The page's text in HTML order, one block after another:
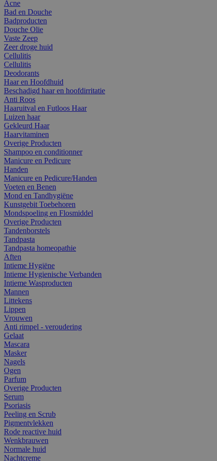
Acne
Bad en Douche
Badproducten
Douche Olie
Vaste Zeep
Zeer droge huid
Cellulitis
Cellulitis
Deodorants
Haar en Hoofdhuid
Beschadigd haar en hoofdirritatie
Anti Roos
Haaruitval en Futloos Haar
Luizen haar
Gekleurd Haar
Haarvitaminen
Overige Producten
Shampoo en conditionner
Manicure en Pedicure
Handen
Manicure en Pedicure/Handen
Voeten en Benen
Mond en Tandhygiëne
Kunstgebit Toebehoren
Mondspoeling en Flosmiddel
Overige Producten
Tandenborstels
Tandpasta
Tandpasta homeopathie
Aften
Intieme Hygiëne
Intieme Hygienische Verbanden
Intieme Wasproducten
Mannen
Littekens
Lippen
Vrouwen
Anti rimpel - veroudering
Gelaat
Mascara
Masker
Nagels
Ogen
Parfum
Overige Producten
Serum
Psoriasis
Peeling en Scrub
Pigmentvlekken
Rode reactive huid
Wenkbrauwen
Normale huid
Nachtcreme